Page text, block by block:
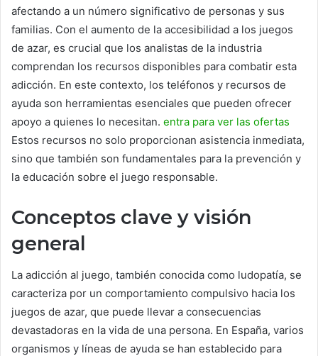
afectando a un número significativo de personas y sus
familias. Con el aumento de la accesibilidad a los juegos
de azar, es crucial que los analistas de la industria
comprendan los recursos disponibles para combatir esta
adicción. En este contexto, los teléfonos y recursos de
ayuda son herramientas esenciales que pueden ofrecer
apoyo a quienes lo necesitan. entra para ver las ofertas
Estos recursos no solo proporcionan asistencia inmediata,
sino que también son fundamentales para la prevención y
la educación sobre el juego responsable.
Conceptos clave y visión
general
La adicción al juego, también conocida como ludopatía, se
caracteriza por un comportamiento compulsivo hacia los
juegos de azar, que puede llevar a consecuencias
devastadoras en la vida de una persona. En España, varios
organismos y líneas de ayuda se han establecido para